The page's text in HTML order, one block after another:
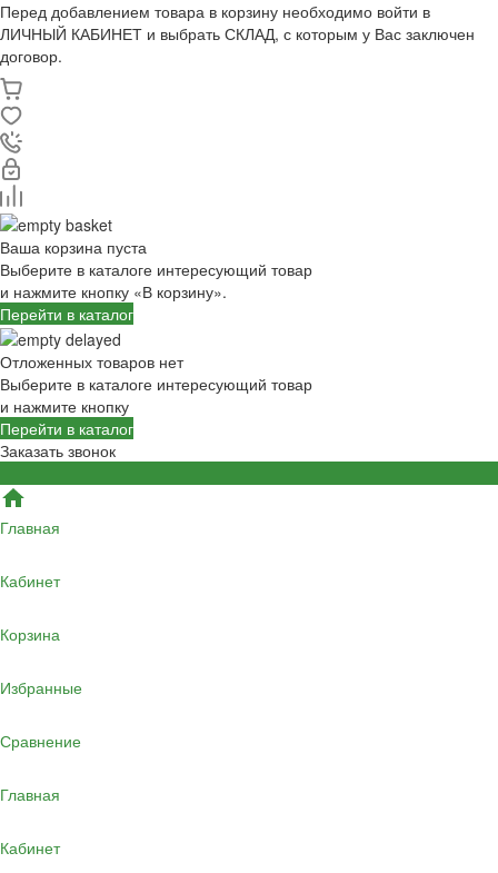
Перед добавлением товара в корзину необходимо войти в
ЛИЧНЫЙ КАБИНЕТ и выбрать СКЛАД, с которым у Вас заключен
договор.
Ваша корзина пуста
Выберите в каталоге интересующий товар
и нажмите кнопку «В корзину».
Перейти в каталог
Отложенных товаров нет
Выберите в каталоге интересующий товар
и нажмите кнопку
Перейти в каталог
Заказать звонок
Главная
Кабинет
Корзина
Избранные
Сравнение
Главная
Кабинет